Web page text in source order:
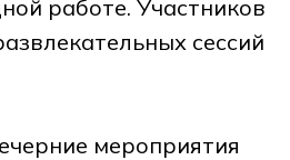
работе. Участников
сессий
мероприятия